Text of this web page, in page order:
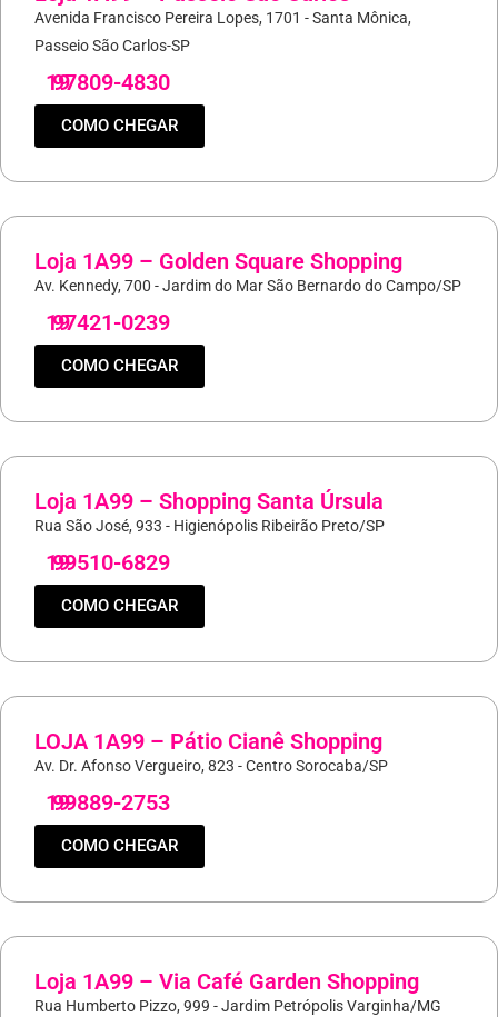
Avenida Francisco Pereira Lopes, 1701 - Santa Mônica,
Passeio São Carlos-SP
19
97809-4830
COMO CHEGAR
Loja 1A99 – Golden Square Shopping
Av. Kennedy, 700 - Jardim do Mar São Bernardo do Campo/SP
19
97421-0239
COMO CHEGAR
Loja 1A99 – Shopping Santa Úrsula
Rua São José, 933 - Higienópolis Ribeirão Preto/SP
19
99510-6829
COMO CHEGAR
LOJA 1A99 – Pátio Cianê Shopping
Av. Dr. Afonso Vergueiro, 823 - Centro Sorocaba/SP
19
99889-2753
COMO CHEGAR
Loja 1A99 – Via Café Garden Shopping
Rua Humberto Pizzo, 999 - Jardim Petrópolis Varginha/MG